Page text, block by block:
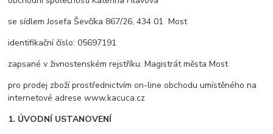
se sídlem Josefa Ševčíka 867/26, 434 01 Most
identifikační číslo: 05697191
zapsané v živnostenském rejstříku: Magistrát města Most
pro prodej zboží prostřednictvím on-line obchodu umístěného na
internetové adrese www.kacuca.cz
1. ÚVODNÍ USTANOVENÍ